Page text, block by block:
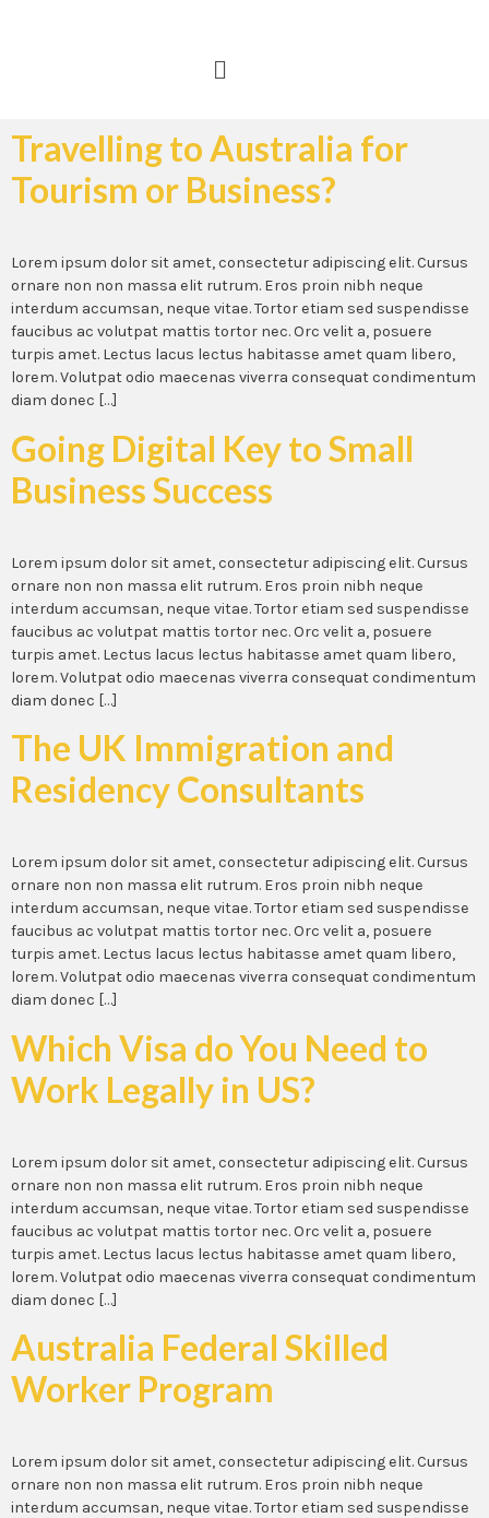
Travelling to Australia for
Tourism or Business?
Lorem ipsum dolor sit amet, consectetur adipiscing elit. Cursus
ornare non non massa elit rutrum. Eros proin nibh neque
interdum accumsan, neque vitae. Tortor etiam sed suspendisse
faucibus ac volutpat mattis tortor nec. Orc velit a, posuere
turpis amet. Lectus lacus lectus habitasse amet quam libero,
lorem. Volutpat odio maecenas viverra consequat condimentum
diam donec […]
Going Digital Key to Small
Business Success
Lorem ipsum dolor sit amet, consectetur adipiscing elit. Cursus
ornare non non massa elit rutrum. Eros proin nibh neque
interdum accumsan, neque vitae. Tortor etiam sed suspendisse
faucibus ac volutpat mattis tortor nec. Orc velit a, posuere
turpis amet. Lectus lacus lectus habitasse amet quam libero,
lorem. Volutpat odio maecenas viverra consequat condimentum
diam donec […]
The UK Immigration and
Residency Consultants
Lorem ipsum dolor sit amet, consectetur adipiscing elit. Cursus
ornare non non massa elit rutrum. Eros proin nibh neque
interdum accumsan, neque vitae. Tortor etiam sed suspendisse
faucibus ac volutpat mattis tortor nec. Orc velit a, posuere
turpis amet. Lectus lacus lectus habitasse amet quam libero,
lorem. Volutpat odio maecenas viverra consequat condimentum
diam donec […]
Which Visa do You Need to
Work Legally in US?
Lorem ipsum dolor sit amet, consectetur adipiscing elit. Cursus
ornare non non massa elit rutrum. Eros proin nibh neque
interdum accumsan, neque vitae. Tortor etiam sed suspendisse
faucibus ac volutpat mattis tortor nec. Orc velit a, posuere
turpis amet. Lectus lacus lectus habitasse amet quam libero,
lorem. Volutpat odio maecenas viverra consequat condimentum
diam donec […]
Australia Federal Skilled
Worker Program
Lorem ipsum dolor sit amet, consectetur adipiscing elit. Cursus
ornare non non massa elit rutrum. Eros proin nibh neque
interdum accumsan, neque vitae. Tortor etiam sed suspendisse